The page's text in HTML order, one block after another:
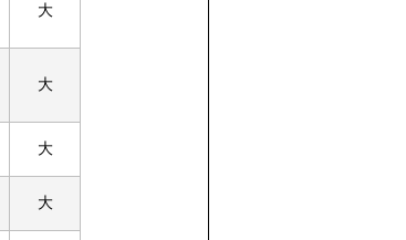
大
大
大
大